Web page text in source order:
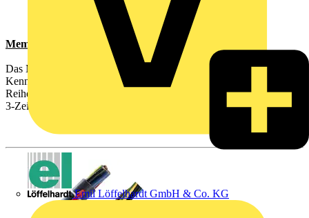
Emil Löffelhardt GmbH & Co. KG
Memocab™
Das Memocab™ Kennzeichnungssystem geeignet zur
Kennzeichnung von Einzeladern und von Viking™ 3
Reihenklemmen mit Best.Nr. 394 02/03 in Verbindung mit Viking™
3-Zeichenhalter